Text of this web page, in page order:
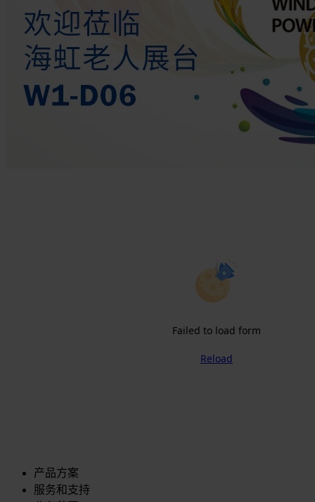
Failed to load form
Reload
产品方案
服务和支持